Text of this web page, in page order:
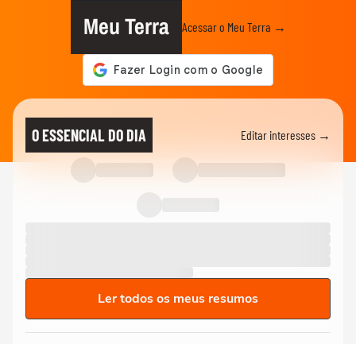
Meu Terra Acessar o Meu Terra →
O ESSENCIAL DO DIA Editar interesses →
Ler todos os meus resumos